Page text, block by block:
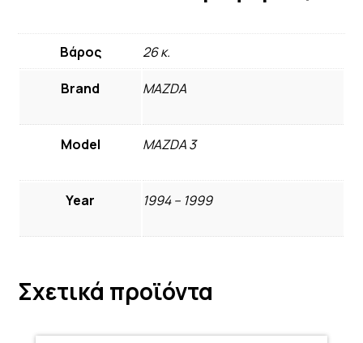
Βάρος 26 κ.
Brand MAZDA
Model MAZDA 3
Year 1994 – 1999
Σχετικά προϊόντα